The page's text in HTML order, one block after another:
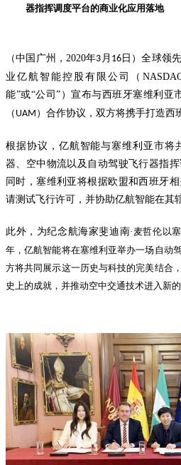
器指挥调度平台的商业化应用落地
（中国广州，2020年3 月 16日 ）全球领
业亿航智能控股有限公司（
能”或“公司”）宣布与西班牙塞维利亚
（ UAM ）合作协议，双方将携手打造西
根据协议，亿航智能与塞维利亚市将
器、空中物流以及自动驾驶飞行器指
同时，塞维利亚将根据欧盟和西班牙
请测试飞行许可，并协助亿航智能在其
此外，为纪念航海家斐迪南·麦哲伦以
年，亿航智能将在塞维利亚举办一场自动
方将共同展示这一历史与科技的完美结合
史上的成就，并推动空中交通技术进入新的